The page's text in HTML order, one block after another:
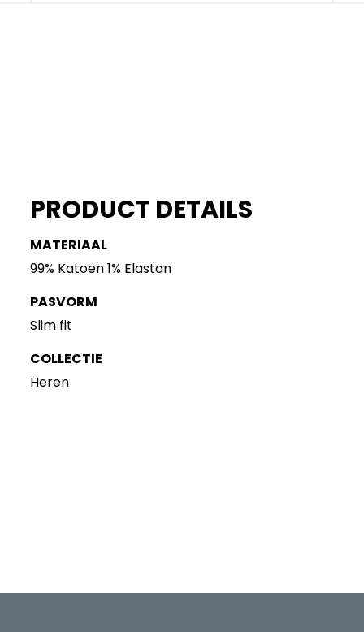
PRODUCT DETAILS
MATERIAAL
99% Katoen 1% Elastan
PASVORM
Slim fit
COLLECTIE
Heren